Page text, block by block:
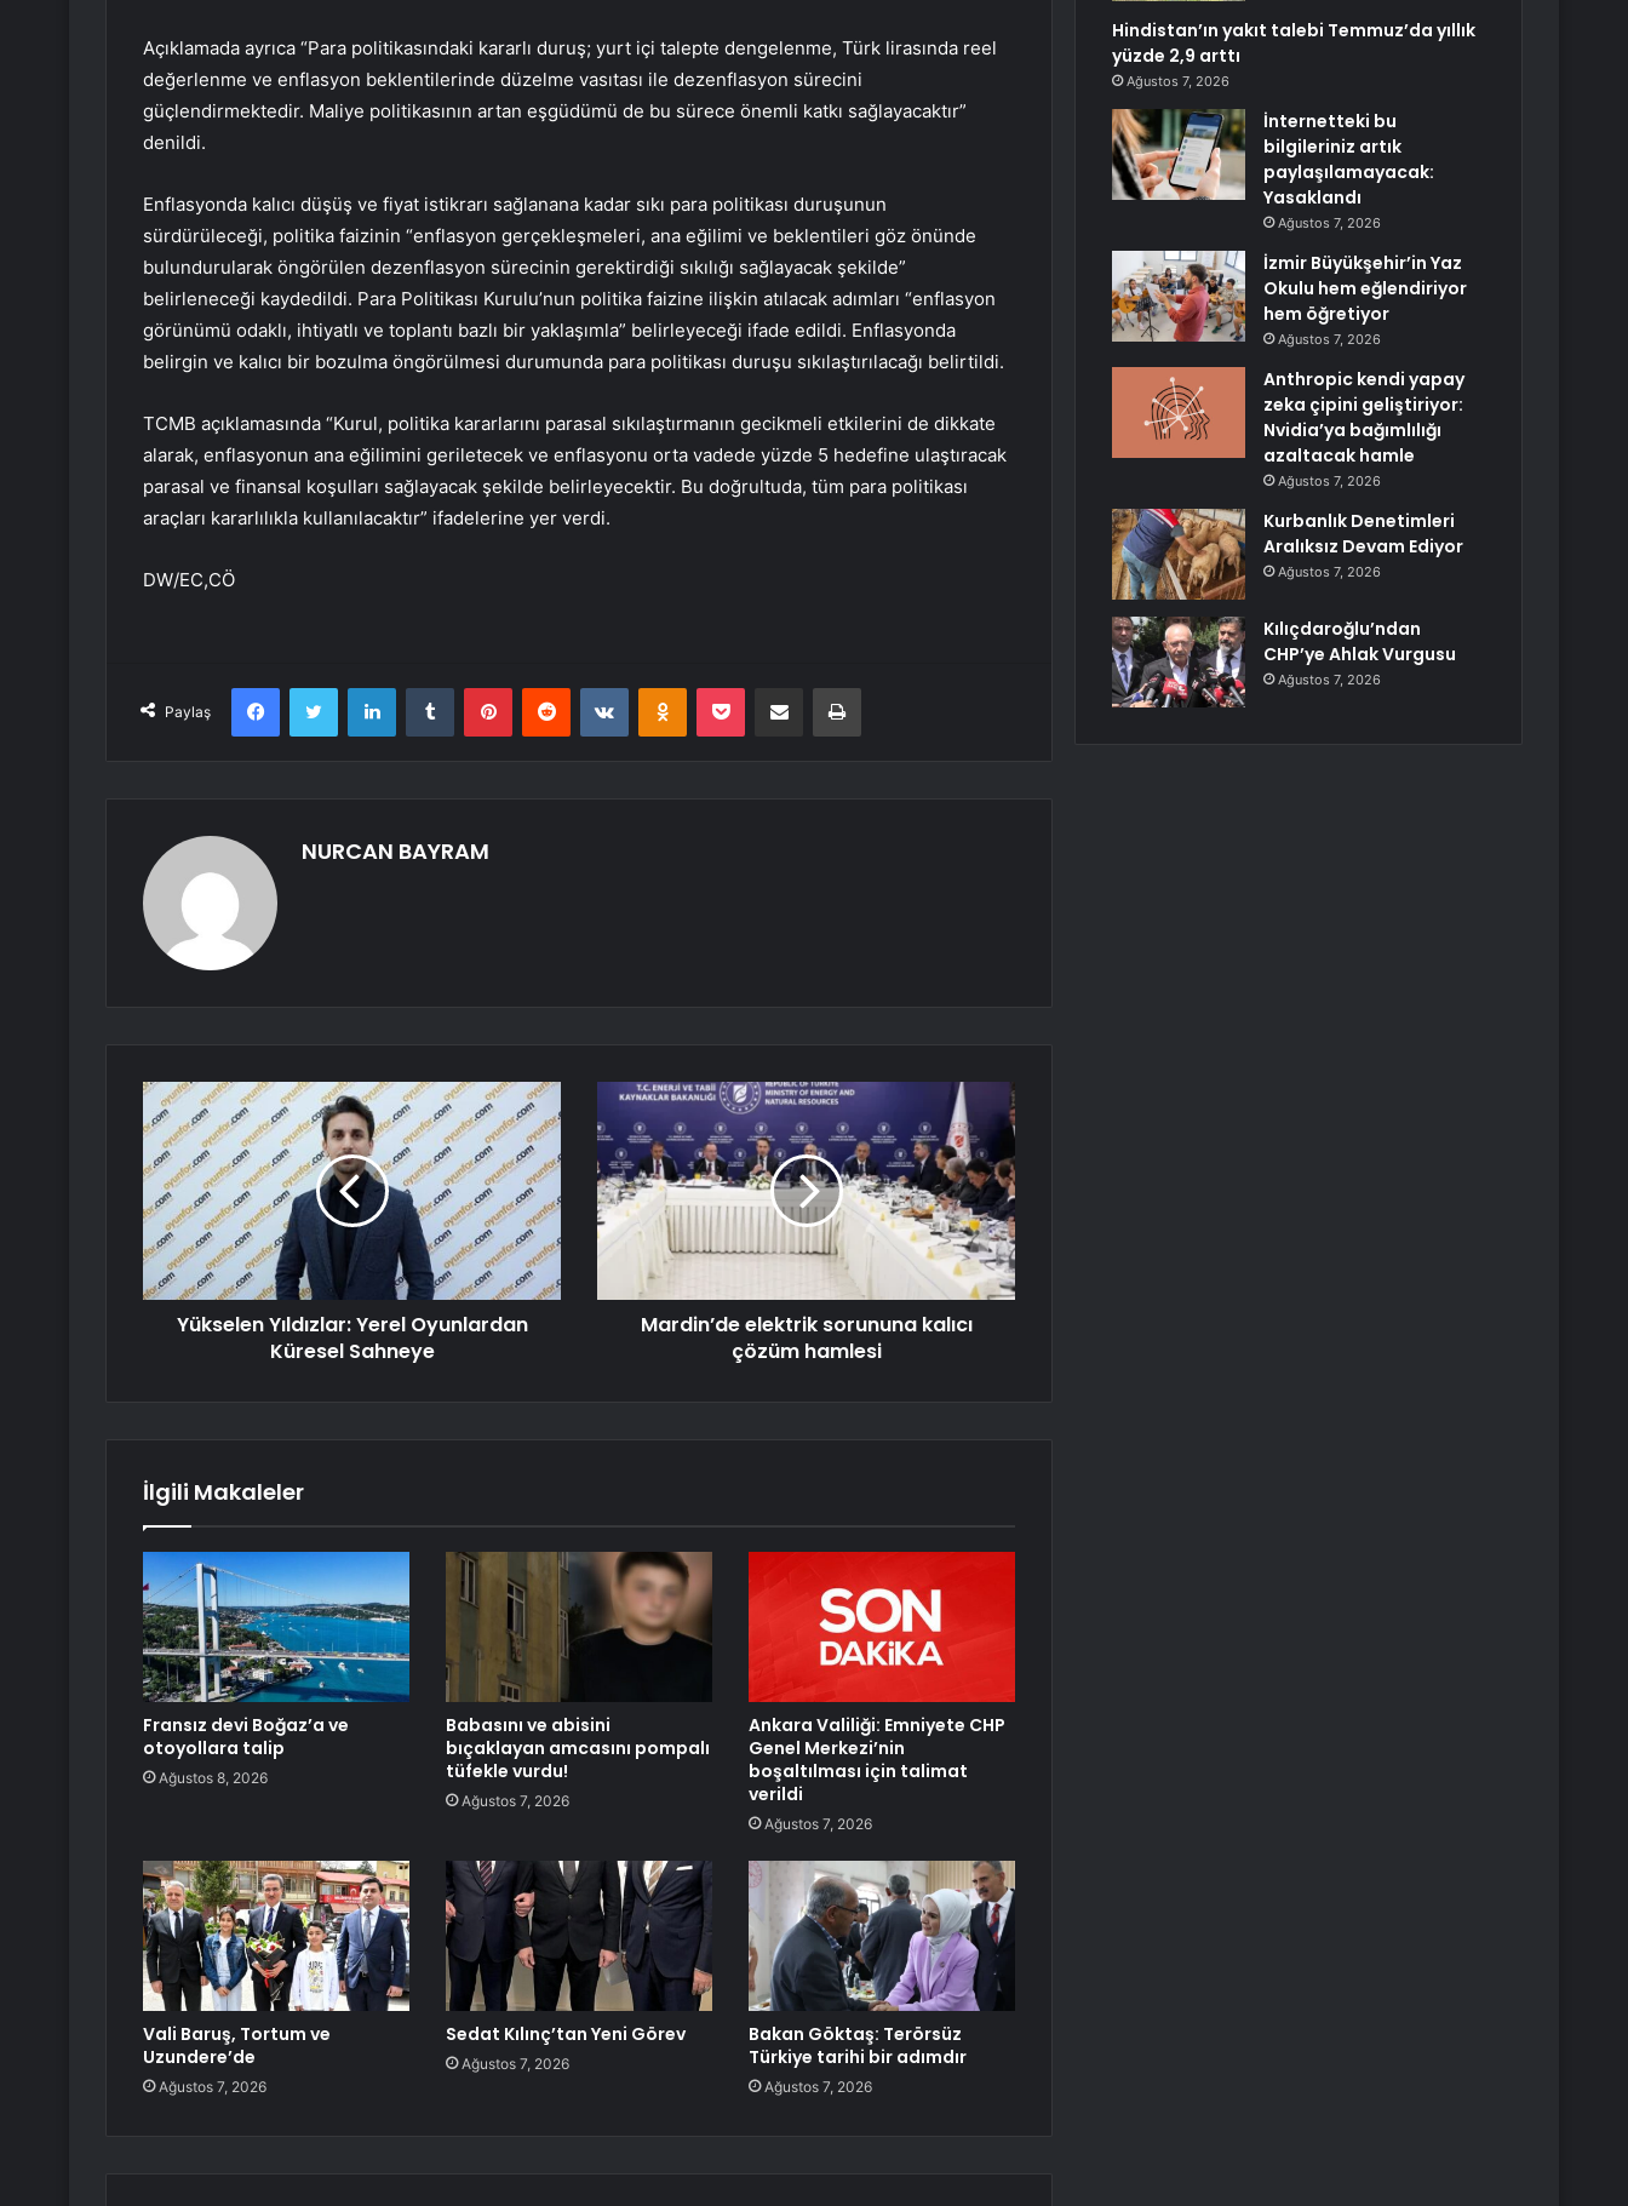
Açıklamada ayrıca “Para politikasındaki kararlı duruş; yurt içi talepte dengelenme, Türk lirasında reel
değerlenme ve enflasyon beklentilerinde düzelme vasıtası ile dezenflasyon sürecini
güçlendirmektedir. Maliye politikasının artan eşgüdümü de bu sürece önemli katkı sağlayacaktır”
denildi.
Enflasyonda kalıcı düşüş ve fiyat istikrarı sağlanana kadar sıkı para politikası duruşunun
sürdürüleceği, politika faizinin “enflasyon gerçekleşmeleri, ana eğilimi ve beklentileri göz önünde
bulundurularak öngörülen dezenflasyon sürecinin gerektirdiği sıkılığı sağlayacak şekilde”
belirleneceği kaydedildi. Para Politikası Kurulu’nun politika faizine ilişkin atılacak adımları “enflasyon
görünümü odaklı, ihtiyatlı ve toplantı bazlı bir yaklaşımla” belirleyeceği ifade edildi. Enflasyonda
belirgin ve kalıcı bir bozulma öngörülmesi durumunda para politikası duruşu sıkılaştırılacağı belirtildi.
TCMB açıklamasında “Kurul, politika kararlarını parasal sıkılaştırmanın gecikmeli etkilerini de dikkate
alarak, enflasyonun ana eğilimini geriletecek ve enflasyonu orta vadede yüzde 5 hedefine ulaştıracak
parasal ve finansal koşulları sağlayacak şekilde belirleyecektir. Bu doğrultuda, tüm para politikası
araçları kararlılıkla kullanılacaktır” ifadelerine yer verdi.
DW/EC,CÖ
Paylaş
FacebookTwitter LinkedInTumblr PinterestReddit VKontakteOdnoklassniki
Pocket E-Posta ile paylaş Yazdır
NURCAN BAYRAM
Yükselen Yıldızlar: Yerel Oyunlardan
Küresel Sahneye
Mardin’de elektrik sorununa kalıcı
çözüm hamlesi
İlgili Makaleler
Fransız devi Boğaz’a ve
otoyollara talip
Ağustos 8, 2026
Babasını ve abisini
bıçaklayan amcasını pompalı
tüfekle vurdu!
Ağustos 7, 2026
Ankara Valiliği: Emniyete CHP
Genel Merkezi’nin
boşaltılması için talimat
verildi
Ağustos 7, 2026
Vali Baruş, Tortum ve
Uzundere’de
Ağustos 7, 2026
Sedat Kılınç’tan Yeni Görev
Ağustos 7, 2026
Bakan Göktaş: Terörsüz
Türkiye tarihi bir adımdır
Ağustos 7, 2026
Hindistan’ın yakıt talebi Temmuz’da yıllık
yüzde 2,9 arttı
Ağustos 7, 2026
İnternetteki bu
bilgileriniz artık
paylaşılamayacak:
Yasaklandı
Ağustos 7, 2026
İzmir Büyükşehir’in Yaz
Okulu hem eğlendiriyor
hem öğretiyor
Ağustos 7, 2026
Anthropic kendi yapay
zeka çipini geliştiriyor:
Nvidia’ya bağımlılığı
azaltacak hamle
Ağustos 7, 2026
Kurbanlık Denetimleri
Aralıksız Devam Ediyor
Ağustos 7, 2026
Kılıçdaroğlu’ndan
CHP’ye Ahlak Vurgusu
Ağustos 7, 2026